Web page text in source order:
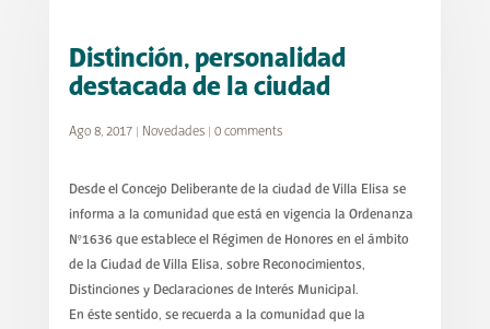
Distinción, personalidad
destacada de la ciudad
Ago 8, 2017| Novedades| 0 comments
Desde el Concejo Deliberante de la ciudad de Villa Elisa se
informa a la comunidad que está en vigencia la Ordenanza
N°1636 que establece el Régimen de Honores en el ámbito
de la Ciudad de Villa Elisa, sobre Reconocimientos,
Distinciones y Declaraciones de Interés Municipal.
En éste sentido, se recuerda a la comunidad que la